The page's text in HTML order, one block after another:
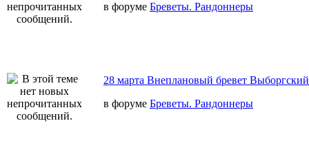
в форуме Бреветы. Рандоннеры
28 марта Внеплановый бревет
в форуме Бреветы. Рандоннеры